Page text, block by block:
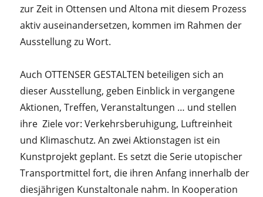
zur Zeit in Ottensen und Altona mit diesem Prozess
aktiv auseinandersetzen, kommen im Rahmen der
Ausstellung zu Wort.
Auch OTTENSER GESTALTEN beteiligen sich an
dieser Ausstellung, geben Einblick in vergangene
Aktionen, Treffen, Veranstaltungen … und stellen
ihre Ziele vor: Verkehrsberuhigung, Luftreinheit
und Klimaschutz. An zwei Aktionstagen ist ein
Kunstprojekt geplant. Es setzt die Serie utopischer
Transportmittel fort, die ihren Anfang innerhalb der
diesjährigen Kunstaltonale nahm. In Kooperation